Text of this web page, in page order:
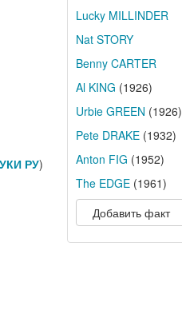
РУ)
Lucky MILLINDER
Nat STORY
Benny CARTER
Al KING (1926)
Urbie GREEN (1926)
Pete DRAKE(1932)
Anton FIG (1952)
The EDGE(1961)
Добавить факт